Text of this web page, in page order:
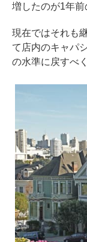
増したのが1年前
現在ではそれも
て店内のキャパ
の水準に戻すべ